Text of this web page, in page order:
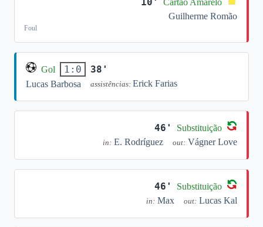
Guilherme Romão
Foul
Gol 1:0 38'
Lucas Barbosa assistências: Erick Farias
46' Substituição
in: E. Rodríguez out: Vágner Love
46' Substituição
in: Max out: Lucas Kal